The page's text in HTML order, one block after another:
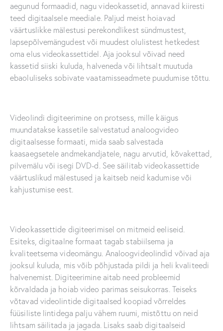
aegunud formaadid, nagu videokassetid, annavad kiiresti
teed digitaalsele meediale. Paljud meist hoiavad
väärtuslikke mälestusi perekondlikest sündmustest,
lapsepõlvemängudest või muudest olulistest hetkedest
oma elus videokassettidel. Aja jooksul võivad need
kassetid siiski kuluda, halveneda või lihtsalt muutuda
ebaoluliseks sobivate vaatamisseadmete puudumise tõttu.
Videolindi digiteerimine on protsess, mille käigus
muundatakse kassetile salvestatud analoogvideo
digitaalsesse formaati, mida saab salvestada
kaasaegsetele andmekandjatele, nagu arvutid, kõvakettad,
pilvemälu või isegi DVD-d. See säilitab videokassettide
väärtuslikud mälestused ja kaitseb neid kadumise või
kahjustumise eest.
Videokassettide digiteerimisel on mitmeid eeliseid.
Esiteks, digitaalne formaat tagab stabiilsema ja
kvaliteetsema videomängu. Analoogvideolindid võivad aja
jooksul kuluda, mis võib põhjustada pildi ja heli kvaliteedi
halvenemist. Digiteerimine aitab need probleemid
kõrvaldada ja hoiab video parimas seisukorras. Teiseks
võtavad videolintide digitaalsed koopiad võrreldes
füüsiliste lintidega palju vähem ruumi, mistõttu on neid
lihtsam säilitada ja jagada. Lisaks saab digitaalseid